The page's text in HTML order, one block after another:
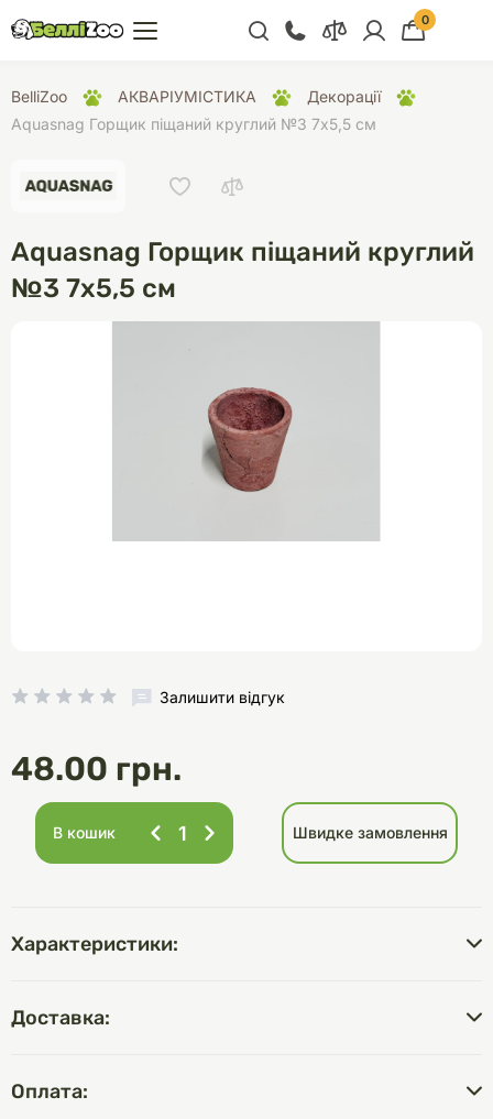
+38 (068) 300 91 91
Відділ продажу
+38 (099) 300 91 91
Відділ підтримки
0
BelliZoo АКВАРІУМІСТИКА
Декорації
Aquasnag Горщик піщаний круглий №3 7х5,5 см
Aquasnag Горщик піщаний круглий
№3 7х5,5 см
Залишити відгук
48.00 грн.
В кошик Швидке замовлення
Характеристики:
Доставка:
Оплата: